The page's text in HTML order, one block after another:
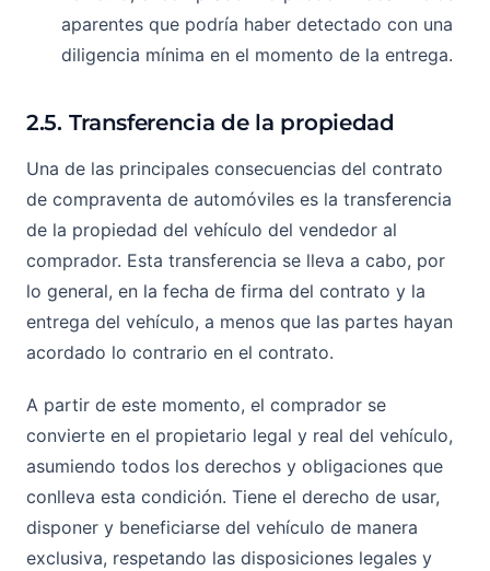
aparentes que podría haber detectado con una
diligencia mínima en el momento de la entrega.
2.5. Transferencia de la propiedad
Una de las principales consecuencias del contrato
de compraventa de automóviles es la transferencia
de la propiedad del vehículo del vendedor al
comprador. Esta transferencia se lleva a cabo, por
lo general, en la fecha de firma del contrato y la
entrega del vehículo, a menos que las partes hayan
acordado lo contrario en el contrato.
A partir de este momento, el comprador se
convierte en el propietario legal y real del vehículo,
asumiendo todos los derechos y obligaciones que
conlleva esta condición. Tiene el derecho de usar,
disponer y beneficiarse del vehículo de manera
exclusiva, respetando las disposiciones legales y